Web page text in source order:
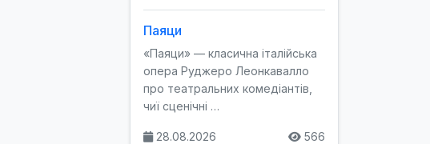
Паяци
«Паяци» — класична італійська
опера Руджеро Леонкавалло
про театральних комедіантів,
чиї сценічні …
28.08.2026 566